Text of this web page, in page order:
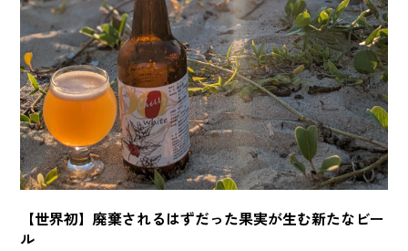
【世界初】廃棄されるはずだった果実が生む新たなビー
ル